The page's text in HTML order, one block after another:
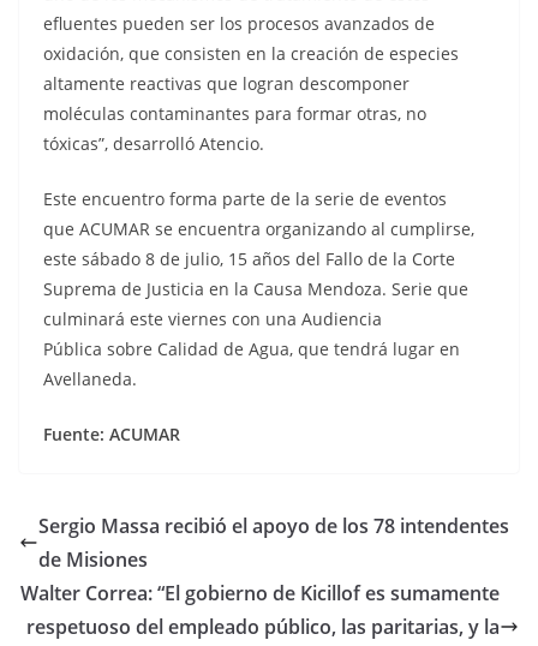
efluentes pueden ser los procesos avanzados de
oxidación, que consisten en la creación de especies
altamente reactivas que logran descomponer
moléculas contaminantes para formar otras, no
tóxicas”, desarrolló Atencio.
Este encuentro forma parte de la serie de eventos
que ACUMAR se encuentra organizando al cumplirse,
este sábado 8 de julio, 15 años del Fallo de la Corte
Suprema de Justicia en la Causa Mendoza. Serie que
culminará este viernes con una Audiencia
Pública sobre Calidad de Agua, que tendrá lugar en
Avellaneda.
Fuente: ACUMAR
Sergio Massa recibió el apoyo de los 78 intendentes
de Misiones
Walter Correa: “El gobierno de Kicillof es sumamente
respetuoso del empleado público, las paritarias, y la